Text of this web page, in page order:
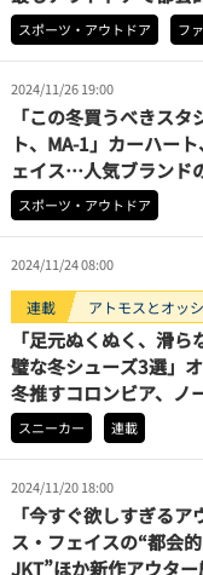
ョン
スポーツ・アウトドア フ
2024/11/26 19:00
「この冬買うべきス
ト、MA-1」カーハー
ェイス…人気ブランド
なし解説
スポーツ・アウトドア
2024/11/24 08:00
連載
アトモスとオッ
うべきスニーカー
「足元ぬくぬく、滑
璧な冬シューズ3選」
冬推すコロンビア、ノ
の“タフなやつ”【2024
モデル】
スニーカー 連載
2024/11/20 18:00
「今すぐ欲しすぎる
ス・フェイスの“都会
JKT”ほか新作アウタ